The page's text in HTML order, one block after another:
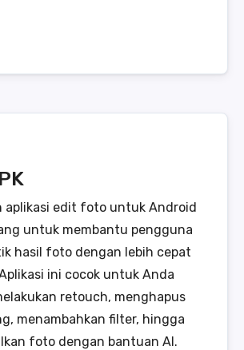
aplikasi edit foto untuk Android
untuk membantu pengguna
hasil foto dengan lebih cepat
ini cocok untuk Anda
retouch, menghapus
menambahkan filter, hingga
foto dengan bantuan AI.